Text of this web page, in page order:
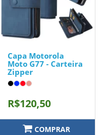
Capa Motorola
Moto G77 - Carteira
Zipper
R$120,50
COMPRAR